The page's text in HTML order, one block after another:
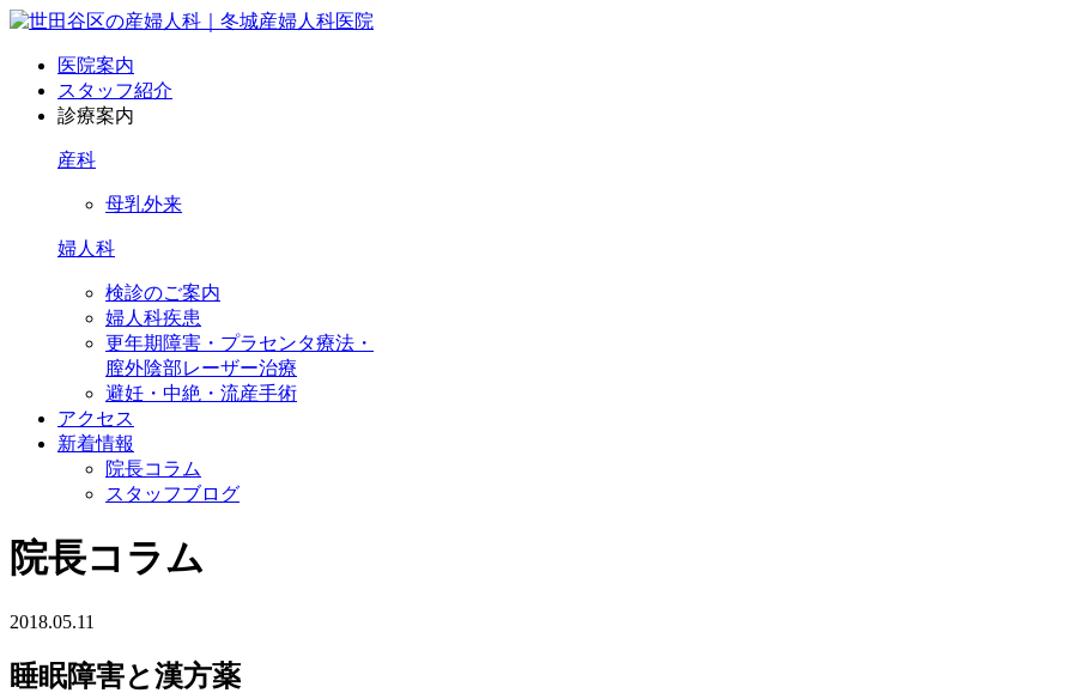
医院案内
スタッフ紹介
診療案内
産科
母乳外来
婦人科
検診のご案内
婦人科疾患
更年期障害・プラセンタ療法・
膣外陰部レーザー治療
避妊・中絶・流産手術
アクセス
新着情報
院長コラム
スタッフブログ
院長コラム
2018.05.11
睡眠障害と漢方薬